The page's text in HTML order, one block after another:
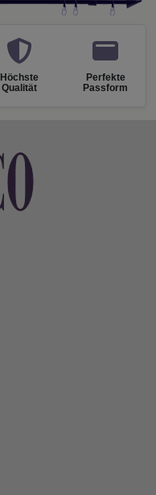
Höchste
Qualität
Perfekte
Passform